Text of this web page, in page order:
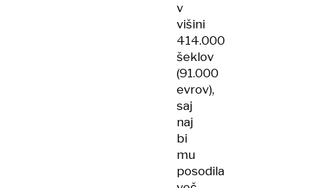
v
višini
414.000
šeklov
(91.000
evrov),
saj
naj
bi
mu
posodila